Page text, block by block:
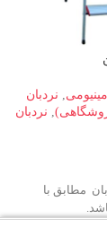
نردبان
نردبان
مطابق با